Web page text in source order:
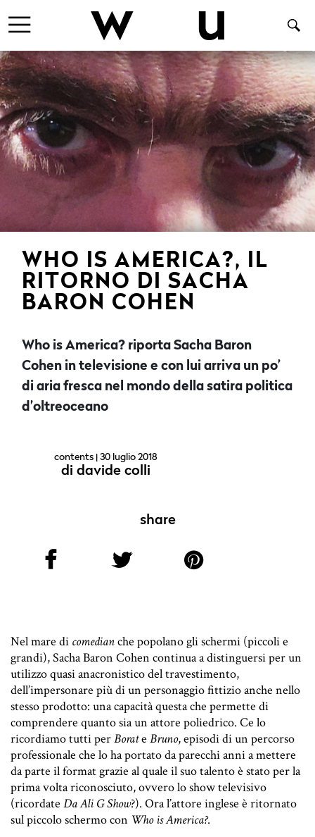
WHO IS AMERICA?, IL
RITORNO DI SACHA
BARON COHEN
Who is America? riporta Sacha Baron
Cohen in televisione e con lui arriva un po’
di aria fresca nel mondo della satira politica
d’oltreoceano
contents | 30 luglio 2018
didavide colli
share
Nel mare di comedianche popolano gli schermi (piccoli e
grandi), Sacha Baron Cohen continua a distinguersi per un
utilizzo quasi anacronistico del travestimento,
dell’impersonare più di un personaggio fittizio anche nello
stesso prodotto: una capacità questa che permette di
comprendere quanto sia un attore poliedrico. Ce lo
ricordiamo tutti perBorate Bruno, episodi di un percorso
professionale che lo ha portato da parecchi anni a mettere
da parte il format grazie al quale il suo talento è stato per la
prima volta riconosciuto, ovvero lo show televisivo
(ricordate Da Ali G Show?). Ora l’attore inglese è ritornato
sul piccolo schermo con Who is America?.